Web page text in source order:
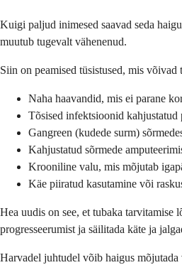
Kuigi paljud inimesed saavad seda
muutub tugevalt vähenenud.
Siin on peamised tüsistused, mis võivad
Naha haavandid, mis ei parane
Tõsised infektsioonid kahjustatud
Gangreen (kudede surm)
Kahjustatud sõrmede
Krooniline valu, mis mõjutab
Käe piiratud kasutamine või
Hea uudis on see, et tubaka tarvitamise
progresseerumist ja säilitada käte ja
Harvadel juhtudel võib haigus mõjutada